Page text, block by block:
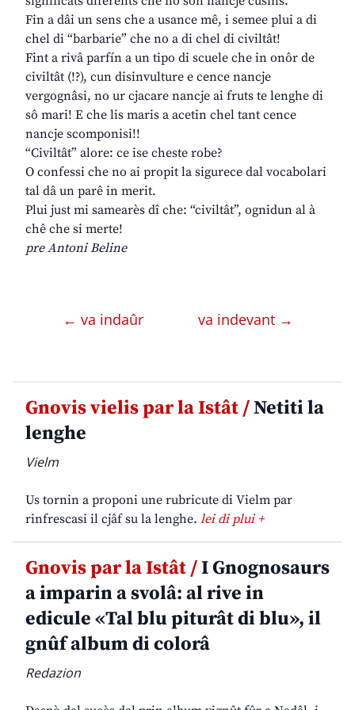
Fin a dâi un sens che a usance mê, i semee plui a di
chel di “barbarie” che no a di chel di civiltât!
Fint a rivâ parfín a un tipo di scuele che in onôr de
civiltât (!?), cun disinvulture e cence nancje
vergognâsi, no ur cjacare nancje ai fruts te lenghe di
sô mari! E che lis maris a acetin chel tant cence
nancje scomponisi!!
“Civiltât” alore: ce ise cheste robe?
O confessi che no ai propit la sigurece dal vocabolari
tal dâ un parê in merit.
Plui just mi samearès dî che: “civiltât”, ognidun al à
chê che si merte!
pre Antoni Beline
← va indaûr va indevant →
Gnovis vielis par la Istât /Netiti la
lenghe
Vielm
Us tornin a proponi une rubricute di Vielm par
rinfrescasi il cjâf su la lenghe. lei di plui +
Gnovis par la Istât /I Gnognosaurs
a imparin a svolâ: al rive in
edicule «Tal blu piturât di blu», il
gnûf album di colorâ
Redazion